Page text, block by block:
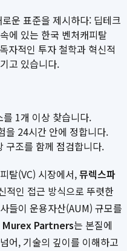
운 표준을 제시하다: 딥테크
에 있는 한국 벤처캐피탈
자적인 투자 철학과 혁신적
고 있습니다.
1개 이상 찾습니다.
을 24시간 안에 정합니다.
구조를 함께 점검합니다.
탈(VC) 시장에서,뮤렉스파
적인 접근 방식으로 뚜렷한
들이 운용자산(AUM) 규모를
Murex Partners는 본질에
어, 기술의 깊이를 이해하고